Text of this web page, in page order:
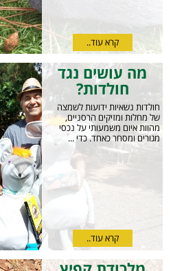
קרא עוד..
מה עושים נגד
חולדות?
חולדות נשאיות ידועות לשמצה
של מחלות ומזיקים הרסניים,
מהוות איום משמעותי על נכסי
מגורים ומסחר כאחד. כדי ...
קרא עוד..